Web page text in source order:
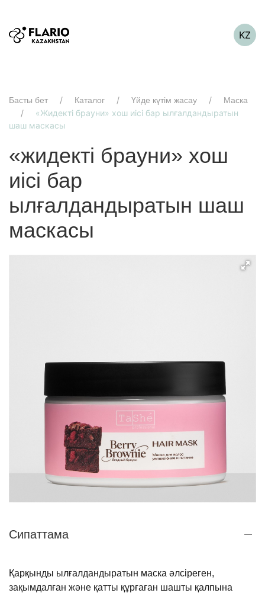
KZ
Басты бет Каталог Үйде күтім жасау Маска
«Жидекті брауни» хош иісі бар ылғалдандыратын
шаш маскасы
«жидекті брауни» хош
иісі бар
ылғалдандыратын шаш
маскасы
Сипаттама
Қарқынды ылғалдандыратын маска әлсіреген,
зақымдалған және қатты құрғаған шашты қалпына